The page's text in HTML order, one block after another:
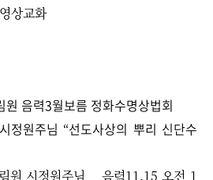
상교화
음력3월보름 정화수명상법회
정원주님 “선도사상의 뿌리 신단수
원 시정원주님 _ 음력11.15 오전 1